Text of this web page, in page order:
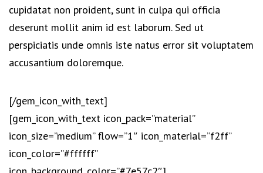
cupidatat non proident, sunt in culpa qui officia
deserunt mollit anim id est laborum. Sed ut
perspiciatis unde omnis iste natus error sit voluptatem
accusantium doloremque.
[/gem_icon_with_text]
[gem_icon_with_text icon_pack=”material”
icon_size=”medium” flow=”1″ icon_material=”f2ff”
icon_color=”#ffffff”